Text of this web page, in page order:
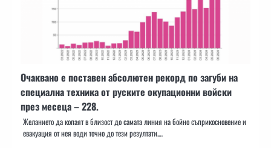
Очаквано е поставен абсолютен рекорд по загуби на
специална техника от руските окупационни войски
през месеца – 228.
Желанието да копаят в близост до самата линия на бойно съприкосновение и
евакуация от нея води точно до тези резултати.…